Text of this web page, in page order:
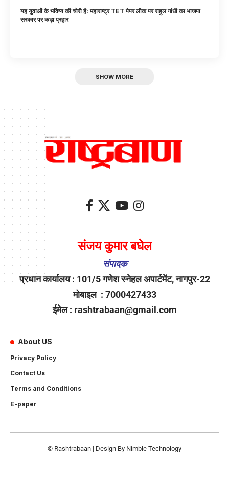
यह युवाओं के भविष्य की चोरी है: महाराष्ट्र TET पेपर लीक पर राहुल गांधी का भाजपा
सरकार पर कड़ा प्रहार
SHOW MORE
संजय कुमार बघेल
संपादक
प्रधान कार्यालय : 101/5 गणेश स्नेहल अपार्टमेंट, नागपुर-22
मोबाइल : 7000427433
ईमेल : rashtrabaan@gmail.com
About US
Privacy Policy
Contact Us
Terms and Conditions
E-paper
© Rashtrabaan | Design By Nimble Technology